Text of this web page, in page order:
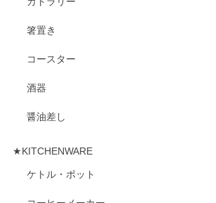
箸置き
コースター
酒器
醤油差し
★KITCHENWARE
ケトル・ポット